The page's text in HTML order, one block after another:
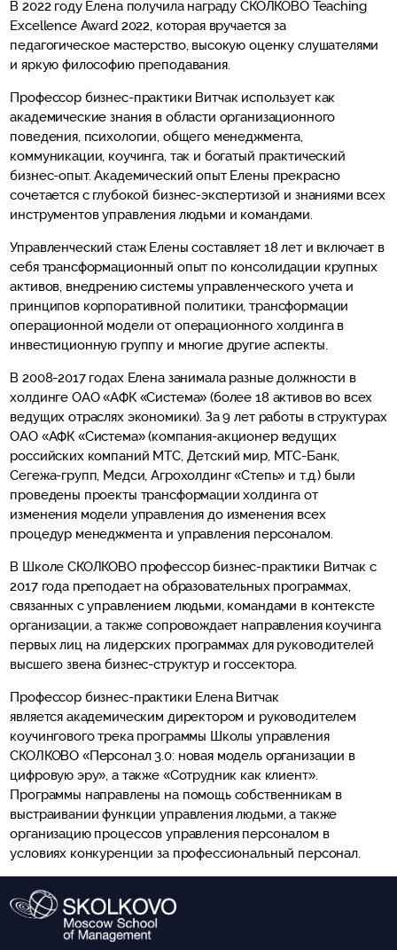
В 2022 году Елена получила награду СКОЛКОВО Teaching
Excellence Award 2022, которая вручается за
педагогическое мастерство, высокую оценку слушателями
и яркую философию преподавания.
Профессор бизнес-практики Витчак использует как
академические знания в области организационного
поведения, психологии, общего менеджмента,
коммуникации, коучинга, так и богатый практический
бизнес-опыт. Академический опыт Елены прекрасно
сочетается с глубокой бизнес-экспертизой и знаниями всех
инструментов управления людьми и командами.
Управленческий стаж Елены составляет 18 лет и включает в
себя трансформационный опыт по консолидации крупных
активов, внедрению системы управленческого учета и
принципов корпоративной политики, трансформации
операционной модели от операционного холдинга в
инвестиционную группу и многие другие аспекты.
В 2008-2017 годах Елена занимала разные должности в
холдинге ОАО «АФК «Система» (более 18 активов во всех
ведущих отраслях экономики). За 9 лет работы в структурах
ОАО «АФК «Система» (компания-акционер ведущих
российских компаний МТС, Детский мир, МТС-Банк,
Сегежа-групп, Медси, Агрохолдинг «Степь» и т.д.) были
проведены проекты трансформации холдинга от
изменения модели управления до изменения всех
процедур менеджмента и управления персоналом.
В Школе СКОЛКОВО профессор бизнес-практики Витчак с
2017 года преподает на образовательных программах,
связанных с управлением людьми, командами в контексте
организации, а также сопровождает направления коучинга
первых лиц на лидерских программах для руководителей
высшего звена бизнес-структур и госсектора.
Профессор бизнес-практики Елена Витчак
является академическим директором и руководителем
коучингового трека программы Школы управления
СКОЛКОВО «Персонал 3.0: новая модель организации в
цифровую эру», а также «Сотрудник как клиент».
Программы направлены на помощь собственникам в
выстраивании функции управления людьми, а также
организацию процессов управления персоналом в
условиях конкуренции за профессиональный персонал.